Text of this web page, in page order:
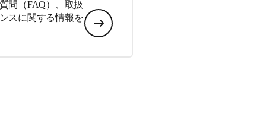
問（FAQ）、取扱
スに関する情報を